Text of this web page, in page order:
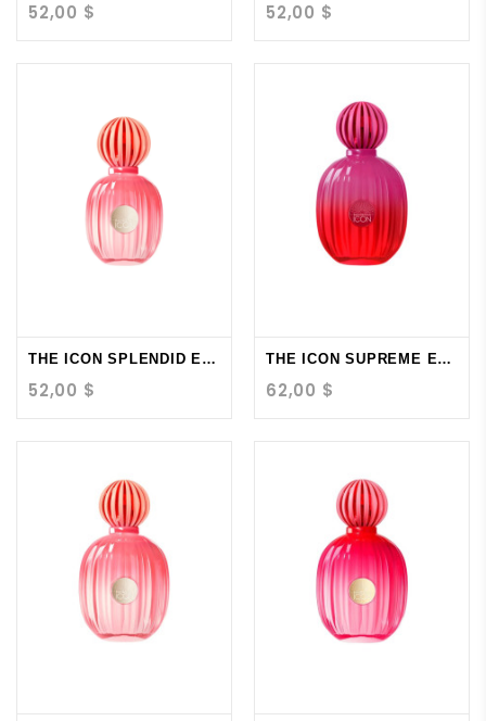
52,00 $ 52,00 $
THE ICON SPLENDID EDP...
52,00 $
THE ICON SUPREME EDP...
62,00 $